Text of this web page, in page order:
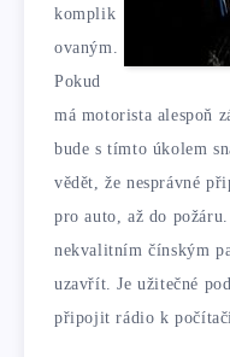
komplik
ovaným.
Pokud
má motorista alespoň
bude s tímto úkolem
vědět, že nesprávné
pro auto, až do
nekvalitním čínským
uzavřít. Je užitečné
připojit rádio k